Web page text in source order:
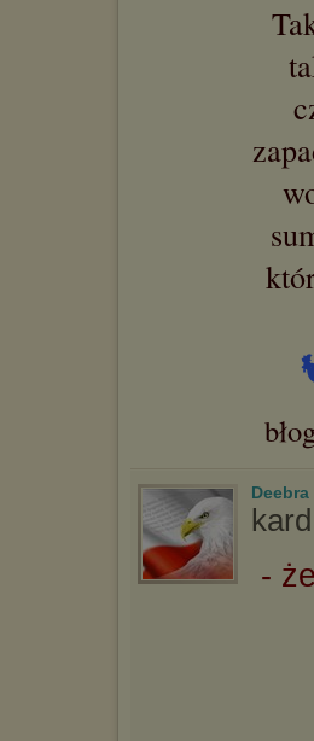
Deebra
-